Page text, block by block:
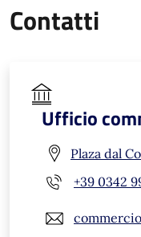
Contatti
Ufficio
Plaza dal
+39 0342